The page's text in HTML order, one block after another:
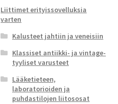
Liittimet erityissovelluksia
varten
Kalusteet jahtiin ja veneisiin
Klassiset antiikki- ja vintage-
tyyliset varusteet
Lääketieteen,
laboratorioiden ja
puhdastilojen liitososat